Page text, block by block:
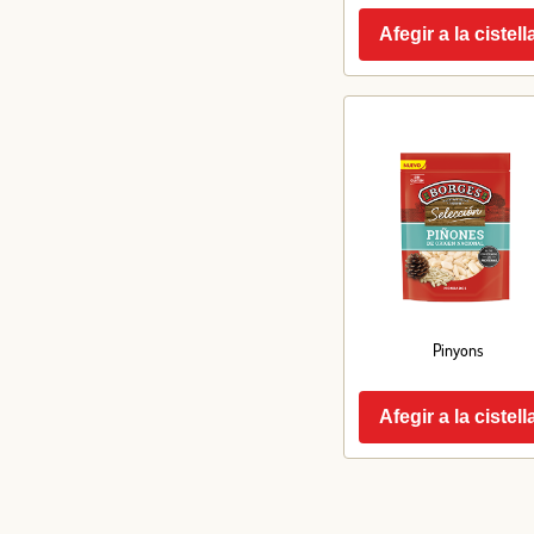
Afegir a la
Pinyons
Afegir a la